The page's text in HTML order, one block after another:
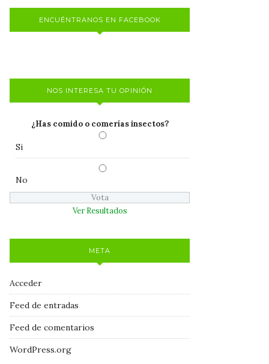
ENCUÉNTRANOS EN FACEBOOK
NOS INTERESA TU OPINIÓN
¿Has comido o comerías insectos?
Si
No
Ver Resultados
META
Acceder
Feed de entradas
Feed de comentarios
WordPress.org